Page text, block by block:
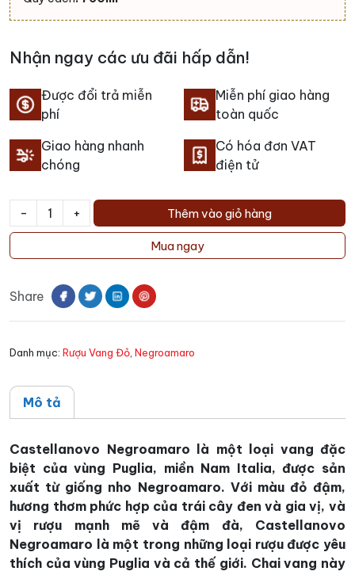
Nhận ngay các ưu đãi hấp dẫn!
Được đổi trả miễn
phí
Miễn phí giao hàng
toàn quốc
Giao hàng nhanh
chóng
Có hóa đơn VAT
điện tử
-
Rượu
Castellanovo
số
+ Thêm vào giỏ hàng
Mua ngay
Share
Danh mục: Rượu Vang Đỏ, Negroamaro
Mô tả
Castellanovo Negroamaro là một loại vang đặc
biệt của vùng Puglia, miền Nam Italia, được sản
xuất từ giống nho Negroamaro. Với màu đỏ đậm,
hương thơm phức hợp của trái cây đen và gia vị, và
vị rượu mạnh mẽ và đậm đà, Castellanovo
Negroamaro là một trong những loại rượu được yêu
thích của vùng Puglia và cả thế giới. Chai vang này